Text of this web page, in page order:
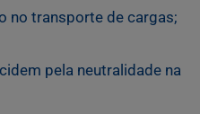
no transporte de cargas;
pela neutralidade na